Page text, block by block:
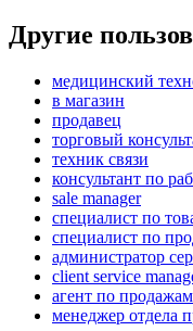
Другие
медицинский
в магазин
продавец
торговый
техник связи
консультант по
sale manager
специалист по
специалист по
администратор
client service
агент по продажам
менеджер отдела